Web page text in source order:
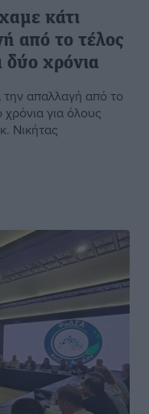
κάτι
από το τέλος
δύο χρόνια
την απαλλαγή από το
για όλους
Νικήτας